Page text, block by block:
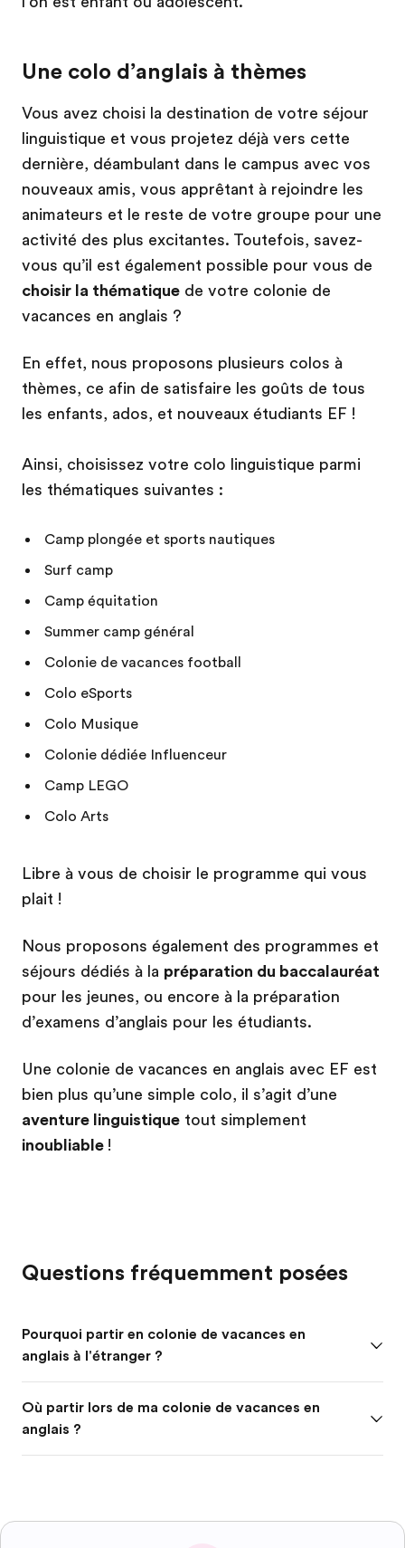
Une colo d’anglais à thèmes
Vous avez choisi la destination de votre séjour
linguistique et vous projetez déjà vers cette
dernière, déambulant dans le campus avec vos
nouveaux amis, vous apprêtant à rejoindre les
animateurs et le reste de votre groupe pour une
activité des plus excitantes. Toutefois, savez-
vous qu’il est également possible pour vous de
choisir la thématique de votre colonie de
vacances en anglais ?
En effet, nous proposons plusieurs colos à
thèmes, ce afin de satisfaire les goûts de tous
les enfants, ados, et nouveaux étudiants EF !
Ainsi, choisissez votre colo linguistique parmi
les thématiques suivantes :
Camp plongée et sports nautiques
Surf camp
Camp équitation
Summer camp général
Colonie de vacances football
Colo eSports
Colo Musique
Colonie dédiée Influenceur
Camp LEGO
Colo Arts
Libre à vous de choisir le programme qui vous
plait !
Nous proposons également des programmes et
séjours dédiés à la préparation du baccalauréat
pour les jeunes, ou encore à la préparation
d’examens d’anglais pour les étudiants.
Une colonie de vacances en anglais avec EF est
bien plus qu’une simple colo, il s’agit d’une
aventure linguistique tout simplement
inoubliable !
Questions fréquemment posées
Pourquoi partir en colonie de vacances en
anglais à l'étranger ?
Où partir lors de ma colonie de vacances en
anglais ?